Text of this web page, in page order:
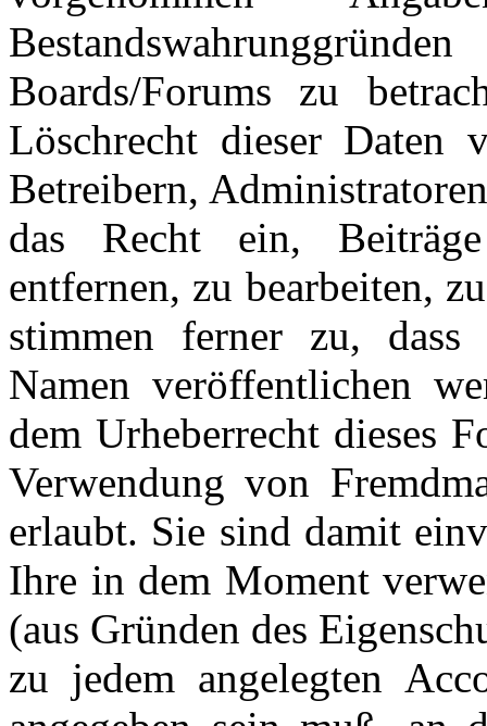
Boards/Forums zu
Löschrecht dieser Daten
Betreibern,
das Recht ein,
entfernen, zu bearbeiten,
stimmen ferner zu,
Namen veröffentlichen
dem Urheberrecht dieses
Verwendung von
erlaubt. Sie sind damit
Ihre in dem Moment
(aus Gründen des
zu jedem angelegten